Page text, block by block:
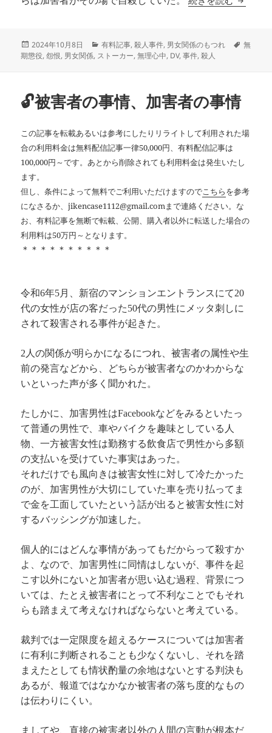
投
稿
2024年10月8日
カ
テ
有料記事,殺人事件, 男女関係のもつれ
タ
無
期懲役,怨恨, 男女関係, ストーカー,無理心中, DV,事件,殺人
🔓被害者の事情、加害者の事情
この記事を転載あるいは参考にしたりリライトして利用された場
合の利用料金は無料配信記事一律50,000円、有料配信記事は
100,000円～です。あとから削除されても利用料金は発生いたし
ます。
但し、条件によって無料でご利用いただけますのでこちらを参考
になさるか、jikencase1112@gmail.comまで連絡ください。な
お、有料記事を無断で転載、公開、購入者以外に転送した場合の
利用料は50万円～となります。
＊＊＊＊＊＊＊＊＊＊
令和6年5月、新宿のマンションエントランスにて20
代の女性が店の客だった50代の男性にメッタ刺しに
されて殺害される事件が起きた。
2人の関係が明らかになるにつれ、被害者の属性や生
前の発言などから、どちらが被害者なのかわからな
いといった声が多く聞かれた。
たしかに、加害男性はFacebookなどをみるといたっ
て普通の男性で、車やバイクを趣味としている人
物、一方被害女性は勤務する飲食店で男性から多額
の支払いを受けていた事実はあった。
それだけでも風向きは被害女性に対して冷たかった
のが、加害男性が大切にしていた車を売り払ってま
で金を工面していたという話が出ると被害女性に対
するバッシングが加速した。
個人的にはどんな事情があってもだからって殺すか
よ、なので、加害男性に同情はしないが、事件を起
こす以外にないと加害者が思い込む過程、背景につ
いては、たとえ被害者にとって不利なことでもそれ
らも踏まえて考えなければならないと考えている。
裁判では一定限度を超えるケースについては加害者
に有利に判断されることも少なくないし、それを踏
まえたとしても情状酌量の余地はないとする判決も
あるが、報道ではなかなか被害者の落ち度的なもの
は伝わりにくい。
ましてや、直接の被害者以外の人間の言動が根本だ